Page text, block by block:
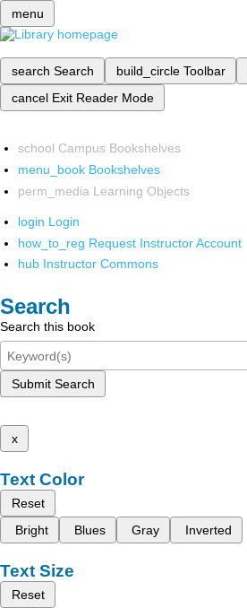
menu
search Search build_circle Toolbar
cancel Exit Reader Mode
school Campus Bookshelves
menu_book Bookshelves
perm_media Learning Objects
login Login
how_to_reg Request Instructor Account
hub Instructor Commons
Search
Search this book
Submit Search
x
Text Color
Reset
Bright
Blues Gray Inverted
Text Size
Reset